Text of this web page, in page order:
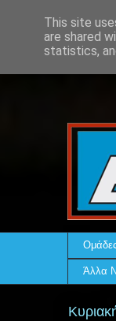
Άλλα
This site
are shared
statistics,